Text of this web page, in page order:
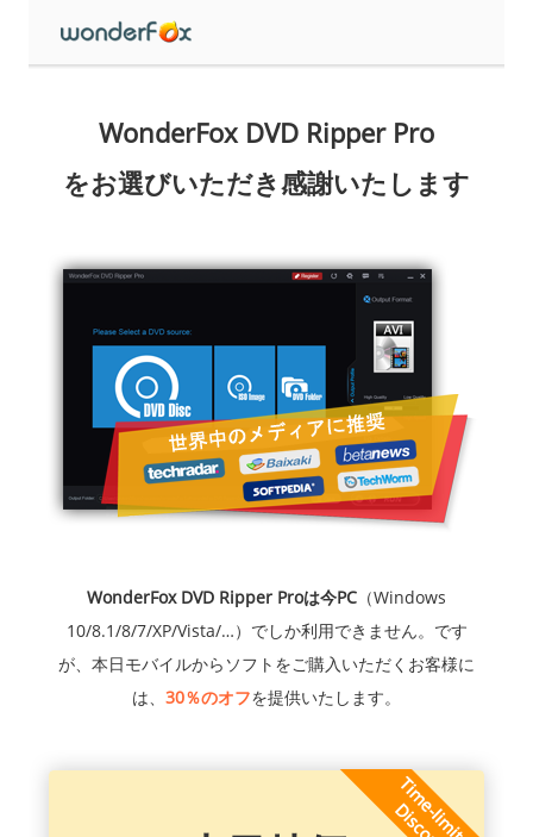
WonderFox DVD Ripper Pro
をお選びいただき感謝いたします
WonderFox DVD Ripper Proは今PC （Windows
10/8.1/8/7/XP/Vista/…）でしか利用できません。です
が、本日モバイルからソフトをご購入いただくお客様に
は、 30％のオフを提供いたします。